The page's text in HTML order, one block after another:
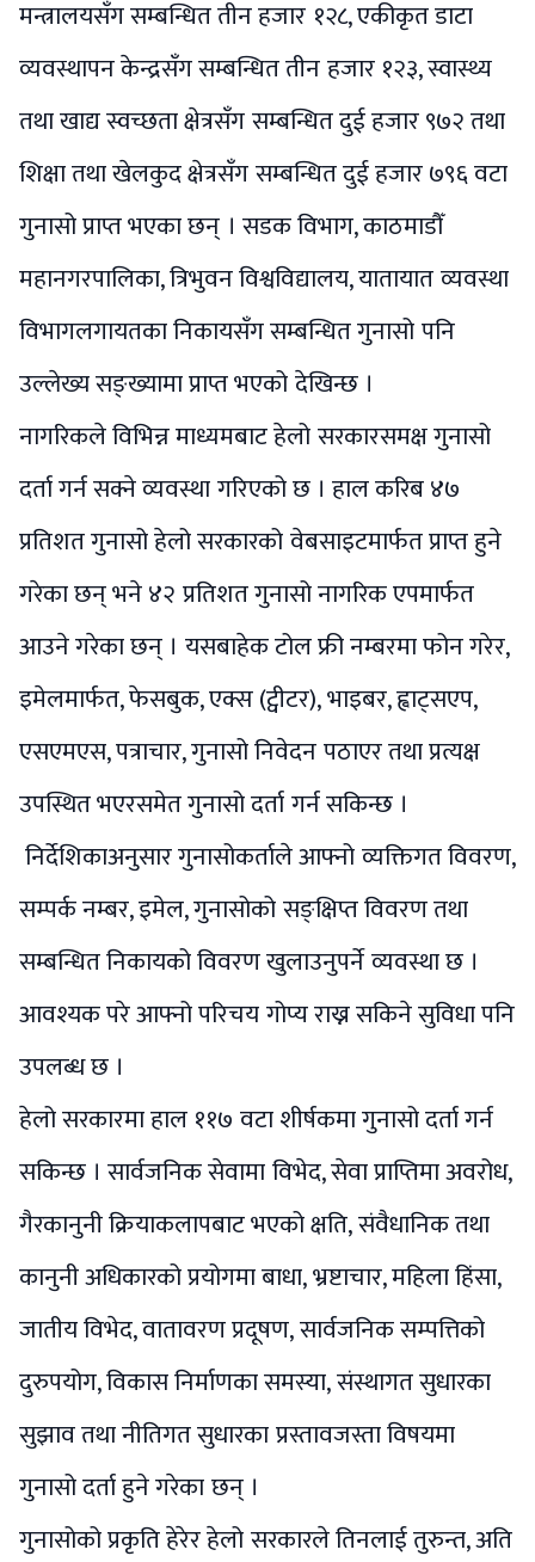
मन्त्रालयसँग सम्बन्धित तीन हजार १२८, एकीकृत डाटा
व्यवस्थापन केन्द्रसँग सम्बन्धित तीन हजार १२३, स्वास्थ्य
तथा खाद्य स्वच्छता क्षेत्रसँग सम्बन्धित दुई हजार ९७२ तथा
शिक्षा तथा खेलकुद क्षेत्रसँग सम्बन्धित दुई हजार ७९६ वटा
गुनासो प्राप्त भएका छन् । सडक विभाग, काठमाडौँ
महानगरपालिका, त्रिभुवन विश्वविद्यालय, यातायात व्यवस्था
विभागलगायतका निकायसँग सम्बन्धित गुनासो पनि
उल्लेख्य सङ्ख्यामा प्राप्त भएको देखिन्छ ।
नागरिकले विभिन्न माध्यमबाट हेलो सरकारसमक्ष गुनासो
दर्ता गर्न सक्ने व्यवस्था गरिएको छ । हाल करिब ४७
प्रतिशत गुनासो हेलो सरकारको वेबसाइटमार्फत प्राप्त हुने
गरेका छन् भने ४२ प्रतिशत गुनासो नागरिक एपमार्फत
आउने गरेका छन् । यसबाहेक टोल फ्री नम्बरमा फोन गरेर,
इमेलमार्फत, फेसबुक, एक्स (ट्वीटर), भाइबर, ह्वाट्सएप,
एसएमएस, पत्राचार, गुनासो निवेदन पठाएर तथा प्रत्यक्ष
उपस्थित भएरसमेत गुनासो दर्ता गर्न सकिन्छ ।
निर्देशिकाअनुसार गुनासोकर्ताले आफ्नो व्यक्तिगत विवरण,
सम्पर्क नम्बर, इमेल, गुनासोको सङ्क्षिप्त विवरण तथा
सम्बन्धित निकायको विवरण खुलाउनुपर्ने व्यवस्था छ ।
आवश्यक परे आफ्नो परिचय गोप्य राख्न सकिने सुविधा पनि
उपलब्ध छ ।
हेलो सरकारमा हाल ११७ वटा शीर्षकमा गुनासो दर्ता गर्न
सकिन्छ । सार्वजनिक सेवामा विभेद, सेवा प्राप्तिमा अवरोध,
गैरकानुनी क्रियाकलापबाट भएको क्षति, संवैधानिक तथा
कानुनी अधिकारको प्रयोगमा बाधा, भ्रष्टाचार, महिला हिंसा,
जातीय विभेद, वातावरण प्रदूषण, सार्वजनिक सम्पत्तिको
दुरुपयोग, विकास निर्माणका समस्या, संस्थागत सुधारका
सुझाव तथा नीतिगत सुधारका प्रस्तावजस्ता विषयमा
गुनासो दर्ता हुने गरेका छन् ।
गुनासोको प्रकृति हेरेर हेलो सरकारले तिनलाई तुरुन्त, अति